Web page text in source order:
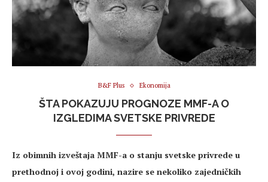
B&F Plus Ekonomija
ŠTA POKAZUJU PROGNOZE MMF-A O
IZGLEDIMA SVETSKE PRIVREDE
Iz obimnih izveštaja MMF-a o stanju svetske privrede u
prethodnoj i ovoj godini, nazire se nekoliko zajedničkih